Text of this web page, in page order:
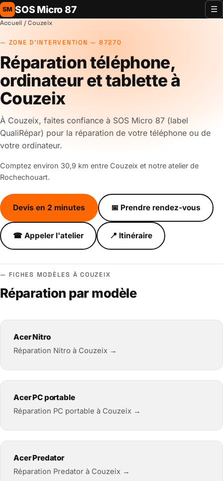
SM SOS Micro 87 ☰
Accueil / Couzeix
ZONE D'INTERVENTION — 87270
Réparation téléphone,
ordinateur et tablette à
Couzeix
À Couzeix, faites confiance à SOS Micro 87 (label
QualiRépar) pour la réparation de votre téléphone ou de
votre ordinateur.
Comptez environ 30,9 km entre Couzeix et notre atelier de
Rochechouart.
Devis en 2 minutes 📅 Prendre rendez-vous
☎ Appeler l'atelier 📍 Itinéraire
FICHES MODÈLES À COUZEIX
Réparation par modèle
Acer Nitro
Réparation Nitro à Couzeix →
Acer PC portable
Réparation PC portable à Couzeix →
Acer Predator
Réparation Predator à Couzeix →